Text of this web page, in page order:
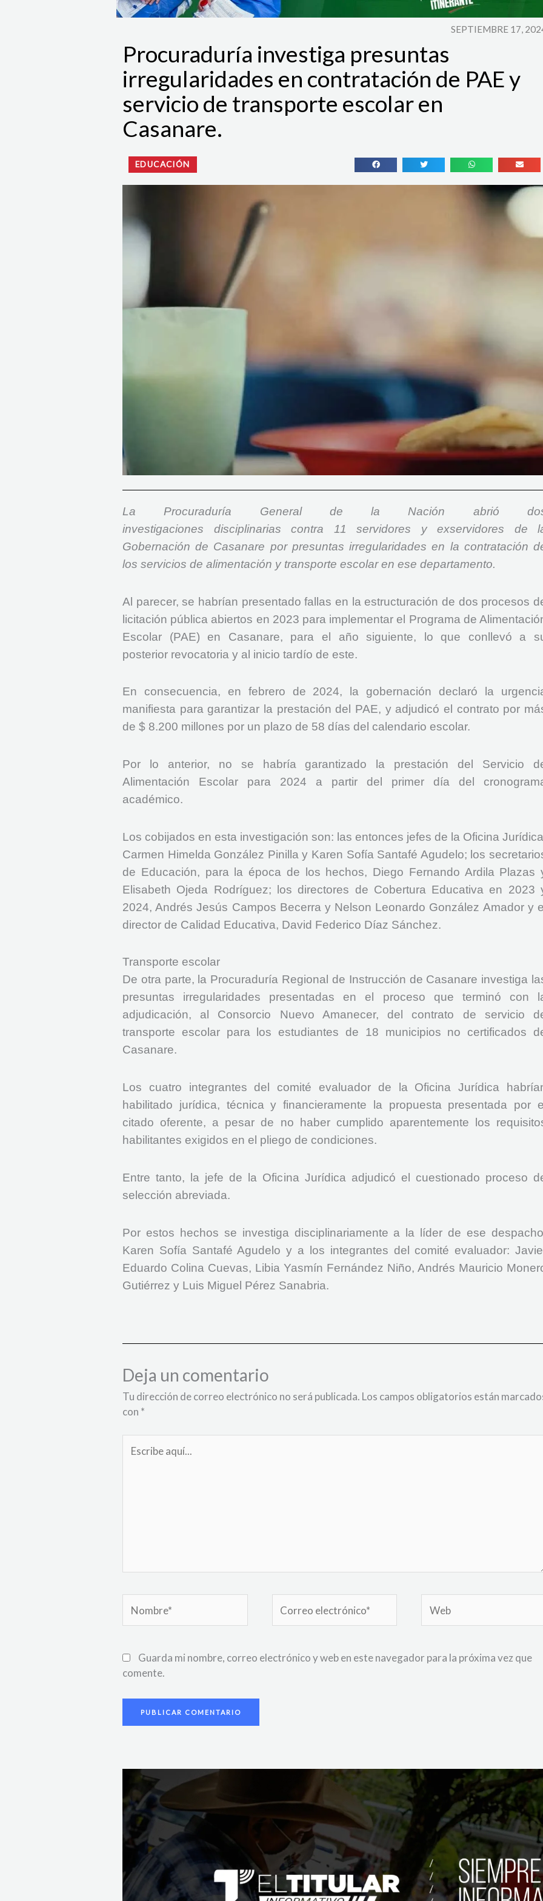
SEPTIEMBRE 17,
Procuraduría investiga presuntas
irregularidades en contratación de PAE y
servicio de transporte escolar en
Casanare.
EDUCACIÓN
La Procuraduría General de la Nación abrió
investigaciones disciplinarias contra 11 servidores y exservidores de
Gobernación de Casanare por presuntas irregularidades en la contratación
los servicios de alimentación y transporte escolar en ese departamento. ​
Al parecer, se habrían presentado fallas en la estructuración de dos procesos
licitación pública abiertos en 2023 para implementar el Programa de
Escolar (PAE) en Casanare, para el año siguiente, lo que conllevó a
posterior revocatoria y al inicio tardío de este.
En consecuencia, en febrero de 2024, la gobernación declaró la
manifiesta para garantizar la prestación del PAE, y adjudicó el contrato por
de $ 8.200 millones por un plazo de 58 días del calendario escolar.
Por lo anterior, no se habría garantizado la prestación del Servicio
Alimentación Escolar para 2024 a partir del primer día del
académico.
Los cobijados en esta investigación son: las entonces jefes de la Oficina
Carmen Himelda González Pinilla y Karen Sofía Santafé Agudelo; los
de Educación, para la época de los hechos, Diego Fernando Ardila Plazas
Elisabeth Ojeda Rodríguez; los directores de Cobertura Educativa en 2023
2024, Andrés Jesús Campos Becerra y Nelson Leonardo González Amador y
director de Calidad Educativa, David Federico Díaz Sánchez.
Transporte escolar
De otra parte, la Procuraduría Regional de Instrucción de Casanare investiga
presuntas irregularidades presentadas en el proceso que terminó con
adjudicación, al Consorcio Nuevo Amanecer, del contrato de servicio
transporte escolar para los estudiantes de 18 municipios no certificados
Casanare.
Los cuatro integrantes del comité evaluador de la Oficina Jurídica
habilitado jurídica, técnica y financieramente la propuesta presentada por
citado oferente, a pesar de no haber cumplido aparentemente los
habilitantes exigidos en el pliego de condiciones.
Entre tanto, la jefe de la Oficina Jurídica adjudicó el cuestionado proceso
selección abreviada.
Por estos hechos se investiga disciplinariamente a la líder de ese
Karen Sofía Santafé Agudelo y a los integrantes del comité evaluador:
Eduardo Colina Cuevas, Libia Yasmín Fernández Niño, Andrés Mauricio
Gutiérrez y Luis Miguel Pérez Sanabria.
Deja un comentario
Tu dirección de correo electrónico no será publicada. Los campos obligatorios están
con *
aquí...
electrónico*
Guarda mi nombre, correo electrónico y web en este navegador para la próxima vez que
comente.